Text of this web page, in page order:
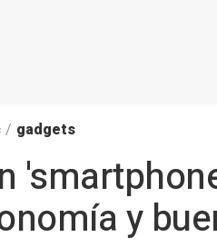
/ gadgets
y